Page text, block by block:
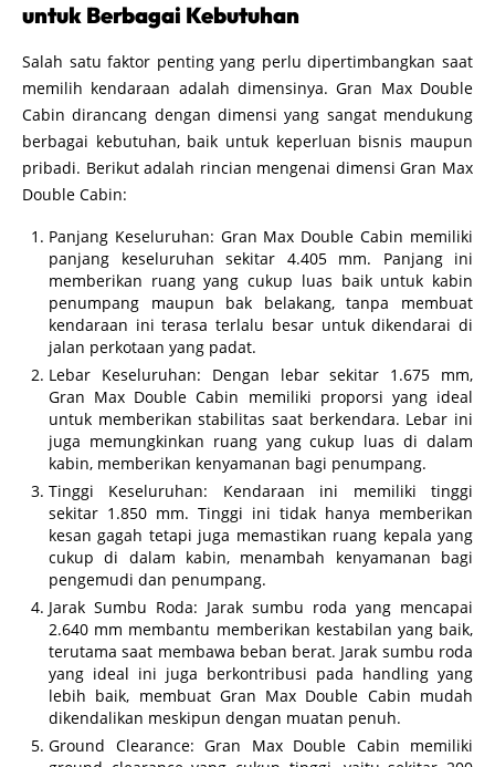
untuk Berbagai Kebutuhan
Salah satu faktor penting yang perlu dipertimbangkan saat
memilih kendaraan adalah dimensinya. Gran Max Double
Cabin dirancang dengan dimensi yang sangat mendukung
berbagai kebutuhan, baik untuk keperluan bisnis maupun
pribadi. Berikut adalah rincian mengenai dimensi Gran Max
Double Cabin:
Panjang Keseluruhan: Gran Max Double Cabin memiliki
panjang keseluruhan sekitar 4.405 mm. Panjang ini
memberikan ruang yang cukup luas baik untuk kabin
penumpang maupun bak belakang, tanpa membuat
kendaraan ini terasa terlalu besar untuk dikendarai di
jalan perkotaan yang padat.
Lebar Keseluruhan: Dengan lebar sekitar 1.675 mm,
Gran Max Double Cabin memiliki proporsi yang ideal
untuk memberikan stabilitas saat berkendara. Lebar ini
juga memungkinkan ruang yang cukup luas di dalam
kabin, memberikan kenyamanan bagi penumpang.
Tinggi Keseluruhan: Kendaraan ini memiliki tinggi
sekitar 1.850 mm. Tinggi ini tidak hanya memberikan
kesan gagah tetapi juga memastikan ruang kepala yang
cukup di dalam kabin, menambah kenyamanan bagi
pengemudi dan penumpang.
Jarak Sumbu Roda: Jarak sumbu roda yang mencapai
2.640 mm membantu memberikan kestabilan yang baik,
terutama saat membawa beban berat. Jarak sumbu roda
yang ideal ini juga berkontribusi pada handling yang
lebih baik, membuat Gran Max Double Cabin mudah
dikendalikan meskipun dengan muatan penuh.
Ground Clearance: Gran Max Double Cabin memiliki